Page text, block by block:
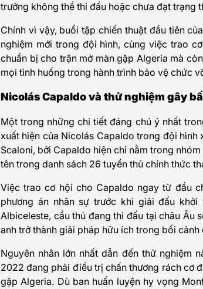
trưởng không thể thi đấu hoặc chưa đạt trạng
Chính vì vậy, buổi tập chiến thuật đầu tiên
nghiệm mới trong đội hình, cùng việc trao
chuẩn bị cho trận mở màn gặp Algeria mà
mọi tình huống trong hành trình bảo vệ chức
Nicolás Capaldo và thử nghiệm gây
Một trong những chi tiết đáng chú ý nhất
xuất hiện của Nicolás Capaldo trong đội
Scaloni, bởi Capaldo hiện chỉ nằm trong
tên trong danh sách 26 tuyển thủ chính thức
Việc trao cơ hội cho Capaldo ngay từ đầu
phương án nhân sự trước khi giải đấu
Albiceleste, cầu thủ đang thi đấu tại châu Âu
anh trở thành giải pháp hữu ích trong bối
Nguyên nhân lớn nhất dẫn đến thử nghiệm
2022 đang phải điều trị chấn thương rách cơ
gặp Algeria. Dù ban huấn luyện hy vọng